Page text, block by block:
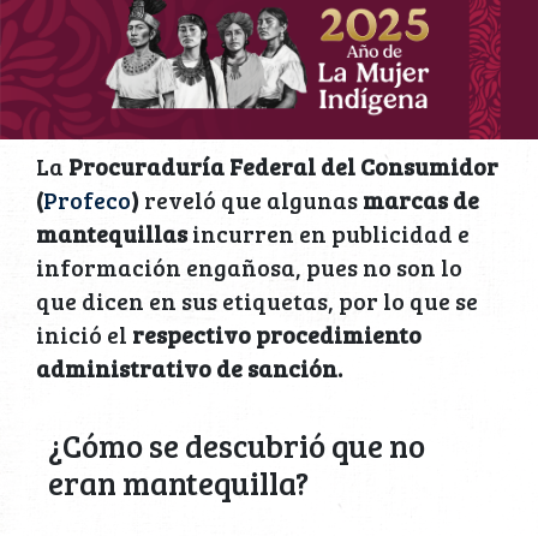
La Procuraduría Federal del Consumidor
(Profeco) reveló que algunasmarcas de
mantequillasincurren en publicidad e
información engañosa, pues no son lo
que dicen en sus etiquetas, por lo que se
inició el respectivo procedimiento
administrativo de sanción.
¿Cómo se descubrió que no
eran mantequilla?